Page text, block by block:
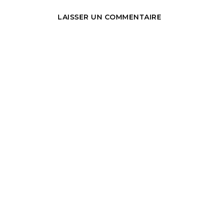
LAISSER UN COMMENTAIRE